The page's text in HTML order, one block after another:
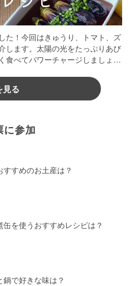
た！今回はきゅうり、トマト、ズ
します。太陽の光をたっぷりあび
食べてパワーチャージしましょう
見る
に参加
すすめのお土産は？
缶を使うおすすめレシピは？
鍋で好きな味は？